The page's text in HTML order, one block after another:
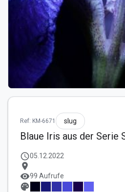
Ref: KM-6671 slug
Blaue Iris aus der Serie
schedule05.12.2022
location_on
visibility99 Aufrufe
palette